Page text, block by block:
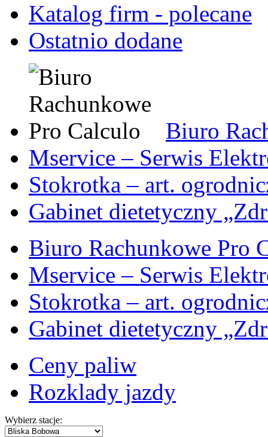
Katalog firm - polecane
Ostatnio dodane
Biuro
Mservice – Serwis
Stokrotka – art.
Gabinet dietetyczny
Biuro Rachunkowe Pro
Mservice – Serwis
Stokrotka – art.
Gabinet dietetyczny
Ceny paliw
Rozklady jazdy
Wybierz stacje: